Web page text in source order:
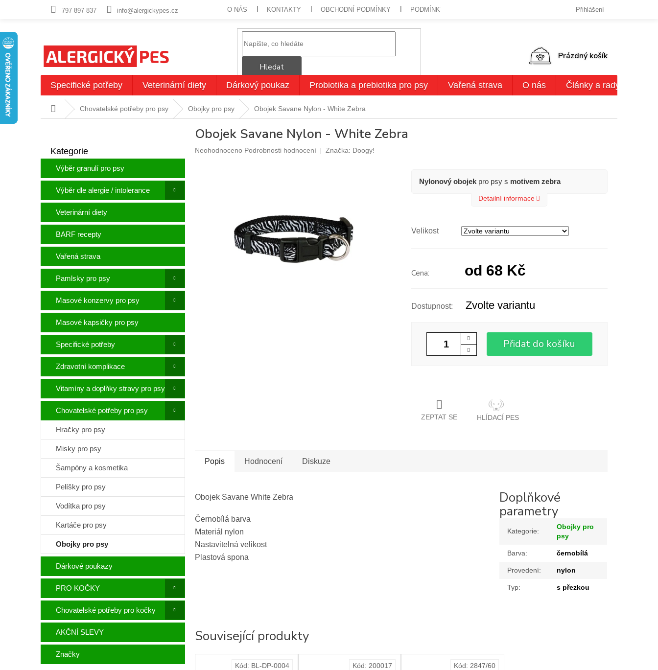
797 897 837 info@alergickypes.cz O NÁS KONTAKTY OBCHODNÍ PODMÍNKY PODMÍNKY OCHRANY OSOBNÍCH ÚDAJŮ DODACÍ LHŮTY,ZPŮSOBY
Přihlášení
Hledat
NÁKUPNÍ
Prázdný košík
Specifické potřeby Veterinární diety Dárkový poukaz Probiotika a prebiotika pro psy Vařená strava O nás Články a rady
Domů Chovatelské potřeby pro psy Obojky pro psy Obojek Savane Nylon - White Zebra
t
a
n
p
n
l
kategorie
Kategorie
Výběr granulí pro psy
Výběr dle alergie / intolerance
Veterinární diety
BARF recepty
Vařená strava
Pamlsky pro psy
Masové konzervy pro psy
Masové kapsičky pro psy
Specifické potřeby
Zdravotní komplikace
Vitamíny a doplňky stravy pro psy
Chovatelské potřeby pro psy
Hračky pro psy
Misky pro psy
Šampóny a kosmetika
Pelíšky pro psy
Vodítka pro psy
Kartáče pro psy
Obojky pro psy
Dárkové poukazy
PRO KOČKY
Chovatelské potřeby pro kočky
AKČNÍ SLEVY
Značky
Obojek Savane Nylon - White Zebra
Průměrné
Neohodnoceno Podrobnosti hodnocení Značka: Doogy!
od 68 Kč
Zvolte variantu
Velikost
Přidat do košíku
Nylonový obojekpro psy s motivem zebra
Detailní informace
ZEPTAT SE HLÍDACÍ PES
Související produkty
Kód: BL-DP-0004 Kód: 200017 Kód: 2847/60
Popis Hodnocení Diskuze
Obojek Savane White Zebra
Černobílá barva
Materiál nylon
Nastavitelná velikost
Plastová spona
Doplňkové
parametry
Kategorie:
Obojky pro
psy
Barva: černobílá
Provedení: nylon
Typ: s přezkou